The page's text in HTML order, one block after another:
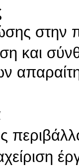
στην
και